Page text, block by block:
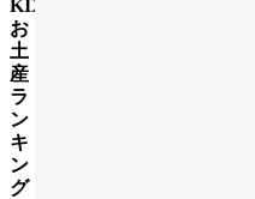
KIX
お
土
産
ラ
ン
キ
ン
グ